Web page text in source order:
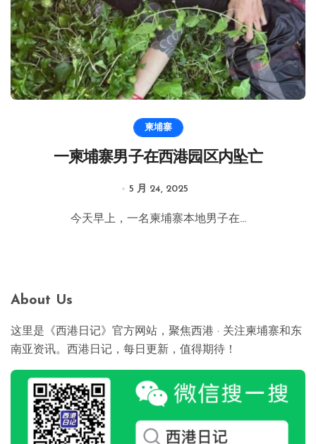
柬埔寨
一柬埔寨男子在西港园区内坠亡
5 月 24, 2025
今天早上，一名柬埔寨本地男子在...
About Us
这里是《西港日记》官方网站，聚焦西港 · 关注柬埔寨和东
南亚资讯。西港日记，每日更新，值得期待！